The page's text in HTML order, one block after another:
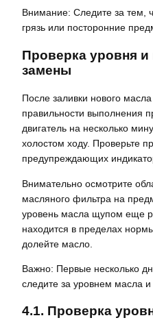
Внимание: Следите за тем,
грязь или посторонние
Проверка уровня и
замены
После заливки нового
правильности выполнения
двигатель на несколько
холостом ходу. Проверьте
предупреждающих
Внимательно осмотрите
масляного фильтра на
уровень масла щупом еще
находится в пределах
долейте масло.
Важно: Первые несколько
следите за уровнем масла и
4.1. Проверка